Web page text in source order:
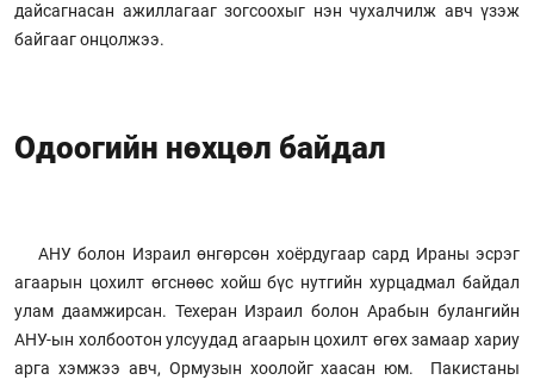
дайсагнасан ажиллагааг зогсоохыг нэн чухалчилж авч үзэж
байгааг онцолжээ.
Одоогийн нөхцөл байдал
АНУ болон Израил өнгөрсөн хоёрдугаар сард Ираны эсрэг
агаарын цохилт өгснөөс хойш бүс нутгийн хурцадмал байдал
улам даамжирсан. Техеран Израил болон Арабын булангийн
АНУ-ын холбоотон улсуудад агаарын цохилт өгөх замаар хариу
арга хэмжээ авч, Ормузын хоолойг хаасан юм. Пакистаны